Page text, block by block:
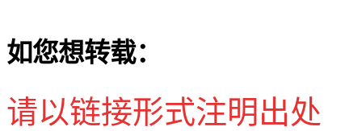
如您想转载：
请以链接形式注明出处